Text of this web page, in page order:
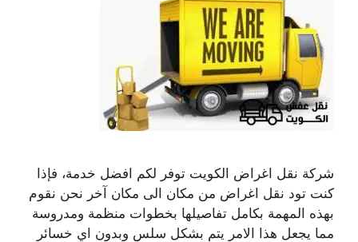
شركة نقل اغراض الكويت توفر لكم افضل خدمة، فإذا
كنت تود نقل اغراض من مكان الى مكان آخر نحن نقوم
بهذه المهمة بكامل تفاصيلها بخطوات منظمة ومدروسة
مما يجعل هذا الامر يتم بشكل سلس وبدون اي خسائر